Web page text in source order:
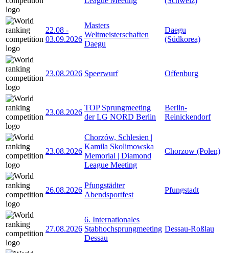
22.08 -
03.09.2026
Masters
Weltmeisterschaften
Daegu
Daegu
(Südkorea)
23.08.2026 Speerwurf Offenburg
23.08.2026
TOP Sprungmeeting
der LG NORD Berlin
Berlin-
Reinickendorf
23.08.2026
Chorzów, Schlesien |
Kamila Skolimowska
Memorial | Diamond
League Meeting
Chorzow (Polen)
26.08.2026
Pfungstädter
Abendsportfest
Pfungstadt
27.08.2026
6. Internationales
Stabhochsprungmeeting
Dessau
Dessau-Roßlau